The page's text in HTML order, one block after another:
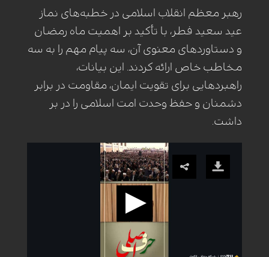
رهبر معظم انقلاب اسلامی در خطبه‌های نماز
عید سعید فطر، با تأکید بر اهمیت ماه رمضان
و دستاوردهای معنوی آن، سه پیام مهم را به سه
مخاطب خاص ارائه کردند. این بیانات،
راهبردهایی برای تقویت ایمان، مقاومت در برابر
دشمنان و حفظ وحدت امت اسلامی را در بر
داشت.